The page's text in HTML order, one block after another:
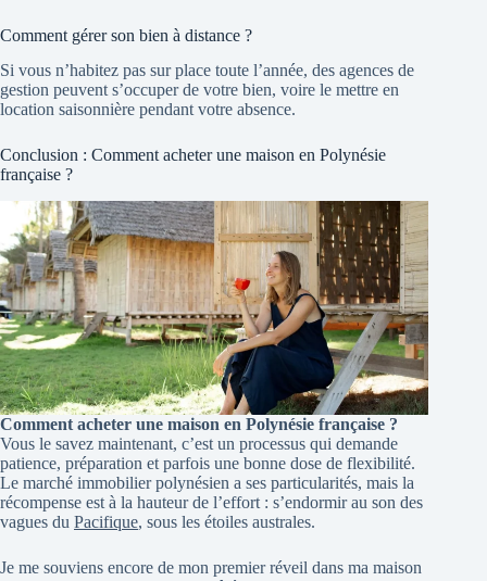
Comment gérer son bien à distance ?
Si vous n’habitez pas sur place toute l’année, des agences de
gestion peuvent s’occuper de votre bien, voire le mettre en
location saisonnière pendant votre absence.
Conclusion : Comment acheter une maison en Polynésie
française ?
Comment acheter une maison en Polynésie française ?
Vous le savez maintenant, c’est un processus qui demande
patience, préparation et parfois une bonne dose de flexibilité.
Le marché immobilier polynésien a ses particularités, mais la
récompense est à la hauteur de l’effort : s’endormir au son des
vagues du Pacifique, sous les étoiles australes.
Je me souviens encore de mon premier réveil dans ma maison